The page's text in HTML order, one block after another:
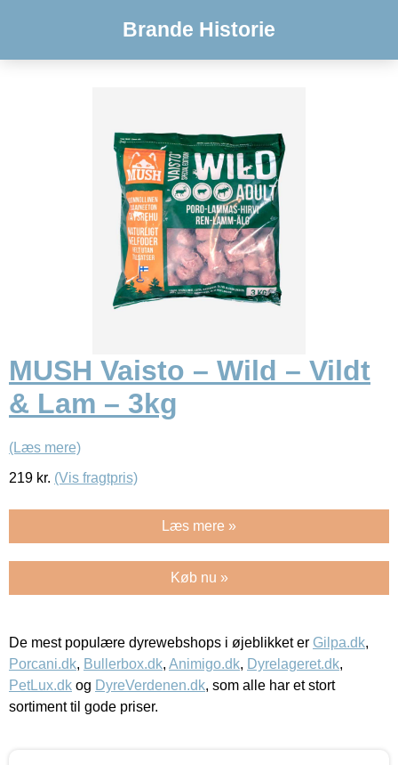
Brande Historie
MUSH Vaisto – Wild – Vildt
& Lam – 3kg
(Læs mere)
219 kr. (Vis fragtpris)
Læs mere »
Køb nu »
De mest populære dyrewebshops i øjeblikket er Gilpa.dk,
Porcani.dk, Bullerbox.dk, Animigo.dk, Dyrelageret.dk,
PetLux.dk og DyreVerdenen.dk, som alle har et stort
sortiment til gode priser.